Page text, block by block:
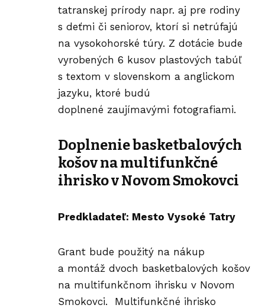
tatranskej prírody napr. aj pre rodiny
s deťmi či seniorov, ktorí si netrúfajú
na vysokohorské túry. Z dotácie bude
vyrobených 6 kusov plastových tabúľ
s textom v slovenskom a anglickom
jazyku, ktoré budú
doplnené zaujímavými fotografiami.
Doplnenie basketbalových
košov na multifunkčné
ihrisko v Novom Smokovci
Predkladateľ: Mesto Vysoké Tatry
Grant bude použitý na nákup
a montáž dvoch basketbalových košov
na multifunkčnom ihrisku v Novom
Smokovci. Multifunkčné ihrisko